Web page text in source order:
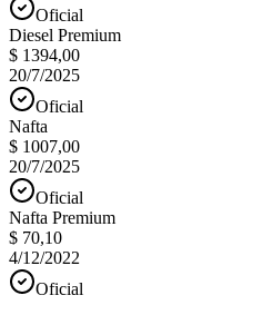
Oficial
Diesel Premium
$ 1394,00
20/7/2025
Oficial
Nafta
$ 1007,00
20/7/2025
Oficial
Nafta Premium
$ 70,10
4/12/2022
Oficial